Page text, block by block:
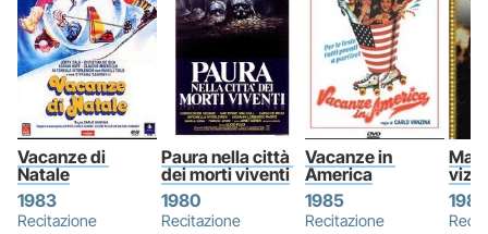
Vacanze di
Natale
1983
Recitazione
Paura nella città
dei morti viventi
1980
Recitazione
Vacanze in
America
1985
Recitazione
1985